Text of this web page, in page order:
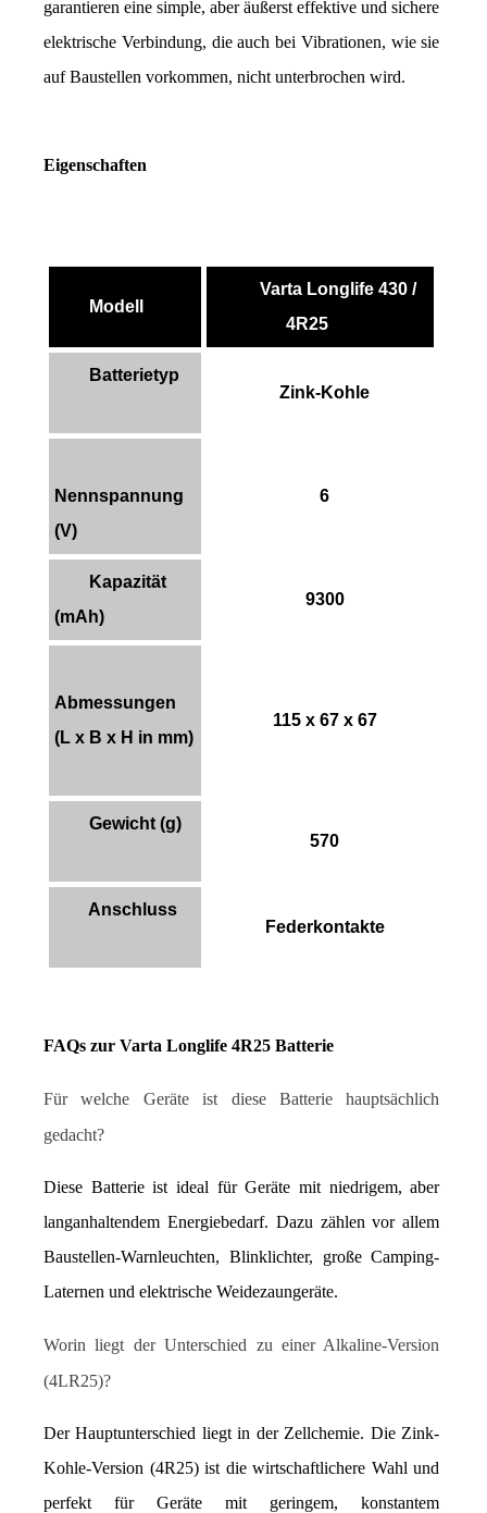
garantieren eine simple, aber äußerst effektive und sichere
elektrische Verbindung, die auch bei Vibrationen, wie sie
auf Baustellen vorkommen, nicht unterbrochen wird.
Eigenschaften
Modell
Varta Longlife 430 /
4R25
Batterietyp
Zink-Kohle
Nennspannung
(V)
6
Kapazität
(mAh)
9300
Abmessungen
(L x B x H in mm)
115 x 67 x 67
Gewicht (g)
570
Anschluss
Federkontakte
FAQs zur Varta Longlife 4R25 Batterie
Für welche Geräte ist diese Batterie hauptsächlich
gedacht?
Diese Batterie ist ideal für Geräte mit niedrigem, aber
langanhaltendem Energiebedarf. Dazu zählen vor allem
Baustellen-Warnleuchten, Blinklichter, große Camping-
Laternen und elektrische Weidezaungeräte.
Worin liegt der Unterschied zu einer Alkaline-Version
(4LR25)?
Der Hauptunterschied liegt in der Zellchemie. Die Zink-
Kohle-Version (4R25) ist die wirtschaftlichere Wahl und
perfekt für Geräte mit geringem, konstantem